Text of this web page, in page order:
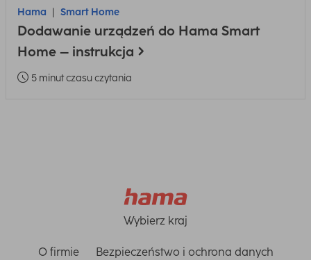
Hama Smart Home
Dodawanie urządzeń do Hama Smart
Home – instrukcja
5 minut czasu czytania
Wybierz kraj
O firmie
Bezpieczeństwo i ochrona danych